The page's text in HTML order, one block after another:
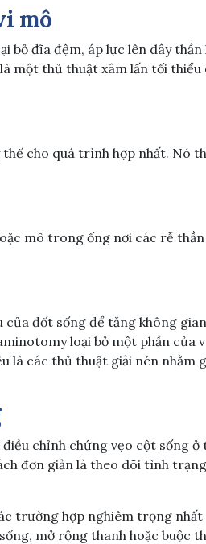
mô
bỏ đĩa đệm, áp lực lên dây
một thủ thuật xâm lấn tối
cho quá trình hợp nhất. Nó
mô trong ống nơi các rễ
của đốt sống để tăng không
loại bỏ một phần của
là các thủ thuật giải nén nhằm
chỉnh chứng vẹo cột sống ở
đơn giản là theo dõi tình
trường hợp nghiêm trọng
mở rộng thanh hoặc buộc